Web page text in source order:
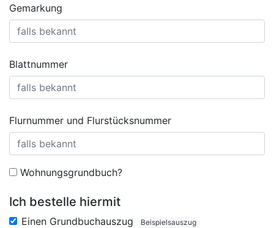
Gemarkung
Blattnummer
Flurnummer und Flurstücksnummer
Wohnungsgrundbuch?
Ich bestelle hiermit
Einen Grundbuchauszug Beispielsauszug